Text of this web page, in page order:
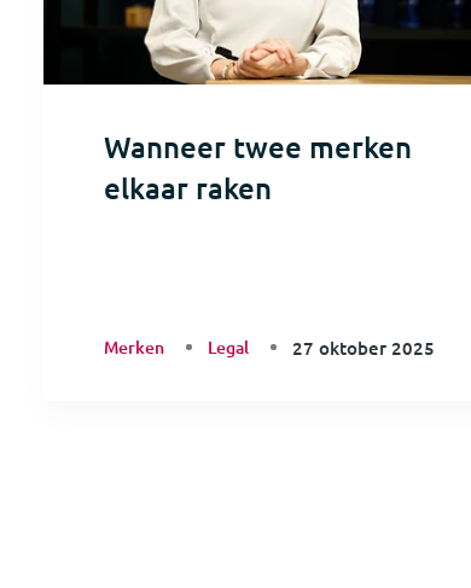
Wanneer twee merken
elkaar raken
Merken Legal 27 oktober 2025